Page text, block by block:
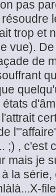
pas
trop et
vue).
de
;) , c'est
mais je
la